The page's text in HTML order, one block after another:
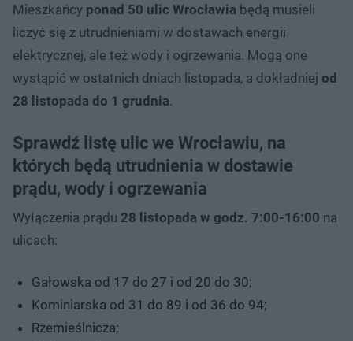
Mieszkańcy ponad 50 ulic Wrocławia będą musieli
liczyć się z utrudnieniami w dostawach energii
elektrycznej, ale też wody i ogrzewania. Mogą one
wystąpić w ostatnich dniach listopada, a dokładniej od
28 listopada do 1 grudnia.
Sprawdź listę ulic we Wrocławiu, na
których będą utrudnienia w dostawie
prądu, wody i ogrzewania
Wyłączenia prądu 28 listopada w godz. 7:00-16:00 na
ulicach:
Gałowska od 17 do 27 i od 20 do 30;
Kominiarska od 31 do 89 i od 36 do 94;
Rzemieślnicza;